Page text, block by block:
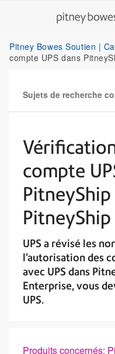
Pitney Bowes Soutien |
compte UPS dans
Sujets de recherche
compte
UPS a révisé les
l'autorisation des
avec UPS dans
Enterprise, vous
UPS.
Produits concernés: